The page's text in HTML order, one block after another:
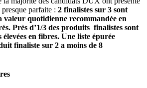
parfaite : 2 finalistes sur 3 sont
valeur quotidienne recommandée en
Près d’1/3 des produits finalistes sont
élevées en fibres. Une liste épurée
finaliste sur 2 a moins de 8